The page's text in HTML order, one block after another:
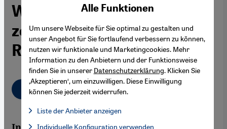
Wunden, die an der Seele
zerren: Fünf einflussreiche
Romane
Deutsch English عربي
Alle Funktionen
Um unsere Webseite für Sie optimal zu gestalten und
unser Angebot für Sie fortlaufend verbessern zu können,
nutzen wir funktionale und Marketingcookies. Mehr
Information zu den Anbietern und der Funktionsweise
finden Sie in unserer Datenschutzerklärung. Klicken Sie
‚Akzeptieren‘, um einzuwilligen. Diese Einwilligung
können Sie jederzeit widerrufen.
Liste der Anbieter anzeigen
Facebook Embed / Facebook Connect
Individuelle Konfiguration verwenden